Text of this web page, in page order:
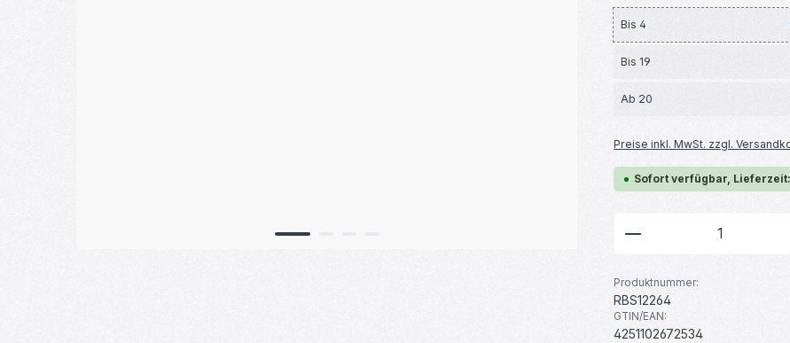
Bis 4
Bis 19
Ab 20
Preise inkl. MwSt. zzgl.
Sofort verfügbar, Lieferzeit:
Produkt
Produktnummer:
RBS12264
GTIN/EAN:
4251102672534